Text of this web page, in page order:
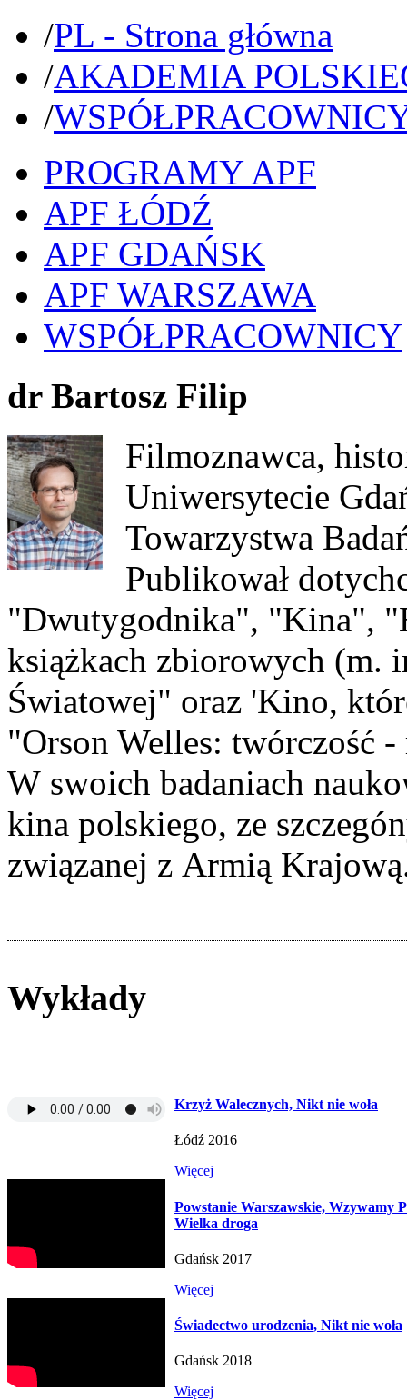
/PL - Strona główna
/AKADEMIA
/
PROGRAMY APF
APF ŁÓDŹ
APF GDAŃSK
APF WARSZAWA
WSPÓŁPRACOWNICY
dr Bartosz Filip
Filmoznawca,
Uniwersytecie
Towarzystwa
Publikował
"Dwutygodnika", "Kina",
książkach zbiorowych (m.
Światowej" oraz 'Kino,
"Orson Welles: twórczość
W swoich badaniach
kina polskiego, ze
związanej z Armią
Wykłady
Krzyż Walecznych, Nikt nie woła
Łódź 2016
Więcej
Powstanie Warszawskie, Wzywamy
Wielka droga
Gdańsk 2017
Więcej
Świadectwo urodzenia, Nikt nie woła
Gdańsk 2018
Więcej